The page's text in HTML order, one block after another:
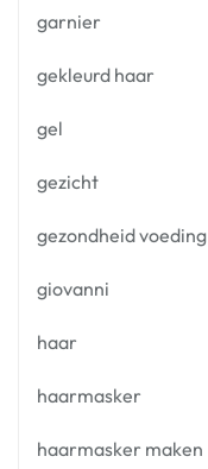
garnier
gekleurd haar
gel
gezicht
gezondheid voeding
giovanni
haar
haarmasker
haarmasker maken